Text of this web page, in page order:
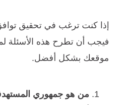
إذا كنت ترغب في تحقيق
فيجب أن تطرح هذه الأسئلة
موقعك بشكل أفضل.
من هو جمهوري